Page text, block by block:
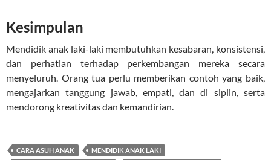
Kesimpulan
Mendidik anak laki-laki membutuhkan kesabaran, konsistensi,
dan perhatian terhadap perkembangan mereka secara
menyeluruh. Orang tua perlu memberikan contoh yang baik,
mengajarkan tanggung jawab, empati, dan di siplin, serta
mendorong kreativitas dan kemandirian.
CARA ASUH ANAK
MENDIDIK ANAK LAKI